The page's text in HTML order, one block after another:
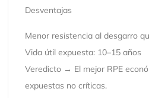
Desventajas
Menor resistencia al desgarro
Vida útil expuesta: 10–15 años
Veredicto → El mejor RPE
expuestas no críticas.